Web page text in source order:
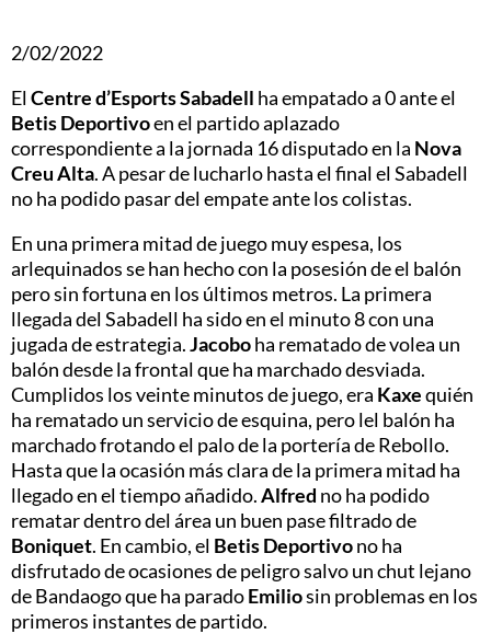
2/02/2022
ElCentre d’Esports Sabadell ha empatado a 0 ante el
Betis Deportivoen el partido aplazado
correspondiente a la jornada 16 disputado en la Nova
Creu Alta. A pesar de lucharlo hasta el final el Sabadell
no ha podido pasar del empate ante los colistas.
En una primera mitad de juego muy espesa, los
arlequinados se han hecho con la posesión de el balón
pero sin fortuna en los últimos metros. La primera
llegada del Sabadell ha sido en el minuto 8 con una
jugada de estrategia.Jacoboha rematado de volea un
balón desde la frontal que ha marchado desviada.
Cumplidos los veinte minutos de juego, era Kaxequién
ha rematado un servicio de esquina, pero lel balón ha
marchado frotando el palo de la portería de Rebollo.
Hasta que la ocasión más clara de la primera mitad ha
llegado en el tiempo añadido.Alfred no ha podido
rematar dentro del área un buen pase filtrado de
Boniquet. En cambio, el Betis Deportivono ha
disfrutado de ocasiones de peligro salvo un chut lejano
de Bandaogo que ha paradoEmiliosin problemas en los
primeros instantes de partido.